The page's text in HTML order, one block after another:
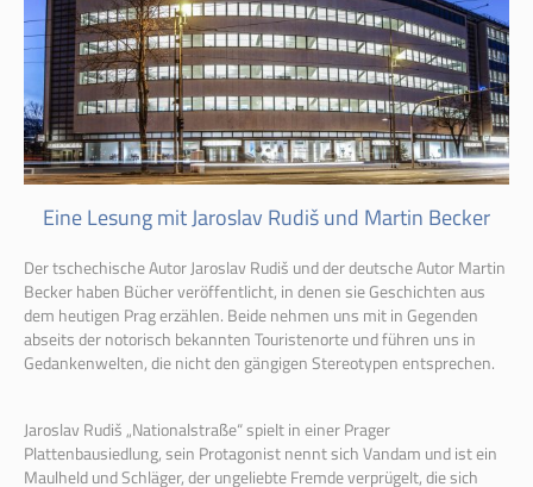
Eine Lesung mit Jaroslav Rudiš und Martin Becker
Der tschechische Autor Jaroslav Rudiš und der deutsche Autor Martin
Becker haben Bücher veröffentlicht, in denen sie Geschichten aus
dem heutigen Prag erzählen. Beide nehmen uns mit in Gegenden
abseits der notorisch bekannten Touristenorte und führen uns in
Gedankenwelten, die nicht den gängigen Stereotypen entsprechen.
Jaroslav Rudiš „Nationalstraße“ spielt in einer Prager
Plattenbausiedlung, sein Protagonist nennt sich Vandam und ist ein
Maulheld und Schläger, der ungeliebte Fremde verprügelt, die sich